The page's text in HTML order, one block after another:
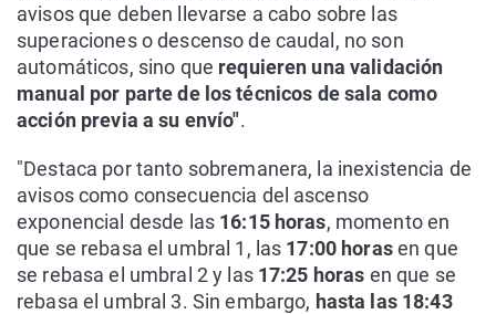
avisos que deben llevarse a cabo sobre las
superaciones o descenso de caudal, no son
automáticos, sino que requieren una validación
manual por parte de los técnicos de sala como
acción previa a su envío".
"Destaca por tanto sobremanera, la inexistencia de
avisos como consecuencia del ascenso
exponencial desde las 16:15 horas, momento en
que se rebasa el umbral 1, las 17:00 horasen que
se rebasa el umbral 2 y las 17:25 horas en que se
rebasa el umbral 3. Sin embargo, hasta las 18:43